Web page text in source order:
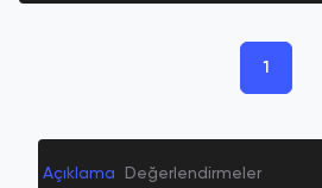
1
Açıklama Değerlendirmeler